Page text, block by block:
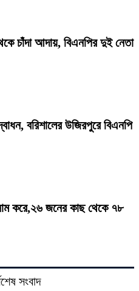
চাঁদা আদায়, বিএনপির দুই নেতা
বরিশালের উজিরপুরে বিএনপি
করে,২৬ জনের কাছ থেকে ৭৮
সংবাদ